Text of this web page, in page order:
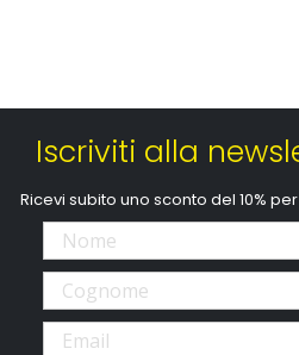
Iscriviti alla
Ricevi subito uno sconto del 10%